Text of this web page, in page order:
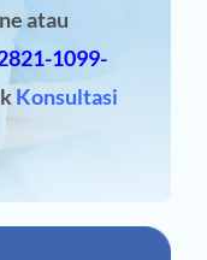
atau
1099-
Konsultasi